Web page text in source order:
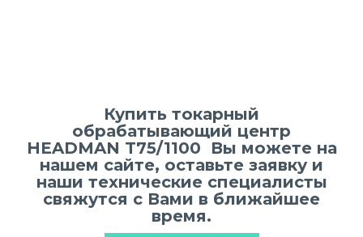
Купить токарный
обрабатывающий центр
HEADMAN T75/1100 Вы можете на
нашем сайте, оставьте заявку и
наши технические специалисты
свяжутся с Вами в ближайшее
время.